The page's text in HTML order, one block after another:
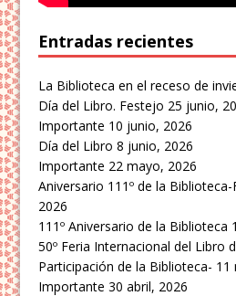
Entradas recientes
La Biblioteca en el receso de
Día del Libro. Festejo 25 junio,
Importante 10 junio, 2026
Día del Libro 8 junio, 2026
Importante 22 mayo, 2026
Aniversario 111º de la
2026
111º Aniversario de la Biblioteca
50º Feria Internacional del Libro
Participación de la Biblioteca- 11
Importante 30 abril, 2026